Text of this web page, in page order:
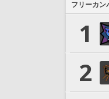
フリーカン
1
2